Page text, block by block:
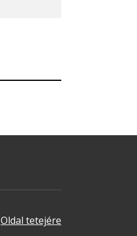
Oldal tetejére